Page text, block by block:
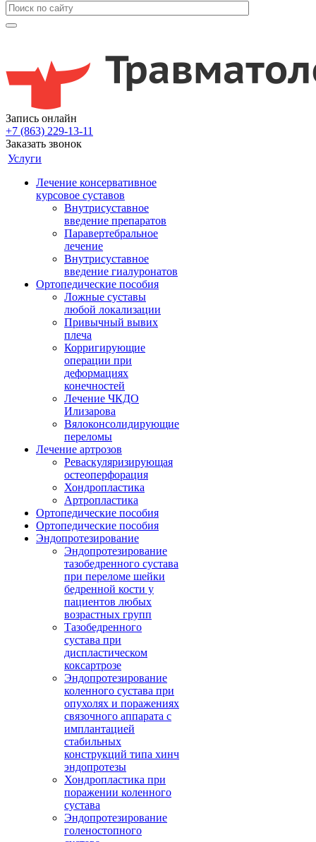
Запись онлайн
+7 (863) 229-13-11
Заказать звонок
Услуги
Лечение консервативное
курсовое суставов
Внутрисуставное
введение препаратов
Паравертебральное
лечение
Внутрисуставное
введение гиалуронатов
Ортопедические пособия
Ложные суставы
любой локализации
Привычный вывих
плеча
Корригирующие
операции при
деформациях
конечностей
Лечение ЧКДО
Илизарова
Вялоконсолидирующие
переломы
Лечение артрозов
Реваскуляризирующая
остеоперфорация
Хондропластика
Артропластика
Ортопедические пособия
Ортопедические пособия
Эндопротезирование
Эндопротезирование
тазобедренного сустава
при переломе шейки
бедренной кости у
пациентов любых
возрастных групп
Тазобедренного
сустава при
диспластическом
коксартрозе
Эндопротезирование
коленного сустава при
опухолях и поражениях
связочного аппарата с
имплантацией
стабильных
конструкций типа хинч
эндопротезы
Хондропластика при
поражении коленного
сустава
Эндопротезирование
голеностопного